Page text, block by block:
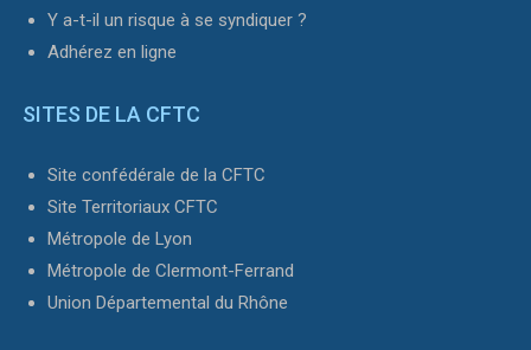
Y a-t-il un risque à se syndiquer ?
Adhérez en ligne
SITES DE LA CFTC
Site confédérale de la CFTC
Site Territoriaux CFTC
Métropole de Lyon
Métropole de Clermont-Ferrand
Union Départemental du Rhône